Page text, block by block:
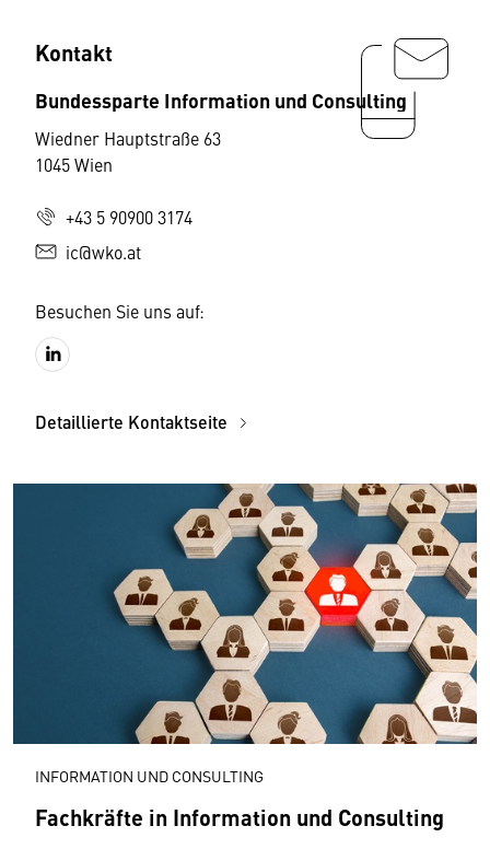
Kontakt
Bundessparte Information und Consulting
Wiedner Hauptstraße 63
1045 Wien
+43 5 90900 3174
ic@wko.at
Besuchen Sie uns auf:
Detaillierte Kontaktseite
INFORMATION UND CONSULTING
Fachkräfte in Information und Consulting